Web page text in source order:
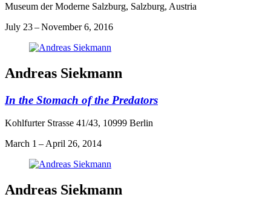
Museum der Moderne Salzburg, Salzburg, Austria
July 23 – November 6, 2016
Andreas Siekmann
In the Stomach of the Predators
Kohlfurter Strasse 41/43, 10999 Berlin
March 1 – April 26, 2014
Andreas Siekmann